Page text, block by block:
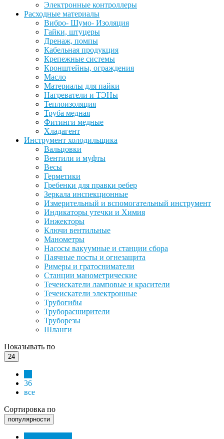
Электронные контроллеры
Расходные материалы
Вибро- Шумо- Изоляция
Гайки, штуцеры
Дренаж, помпы
Кабельная продукция
Крепежные системы
Кронштейны, ограждения
Масло
Материалы для пайки
Нагреватели и ТЭНы
Теплоизоляция
Труба медная
Фитинги медные
Хладагент
Инструмент холодильщика
Вальцовки
Вентили и муфты
Весы
Герметики
Гребенки для правки ребер
Зеркала инспекционные
Измерительный и вспомогательный инструмент
Индикаторы утечки и Химия
Инжекторы
Ключи вентильные
Манометры
Насосы вакуумные и станции сбора
Паячные посты и огнезащита
Римеры и гратосниматели
Станции манометрические
Течеискатели ламповые и красители
Течеискатели электронные
Трубогибы
Труборасширители
Труборезы
Шланги
Показывать по
24
36
все
Сортировка по
популярности